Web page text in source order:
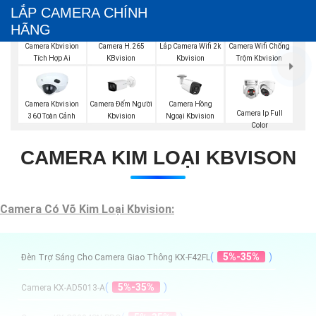
LẮP CAMERA CHÍNH
HÃNG
Camera Kbvision
Tích Hợp Ai
Camera H.265
KBvision
Lắp Camera Wifi 2k
Kbvision
Camera Wifi Chống
Trộm Kbvision
Camera Kbvision
360 Toàn Cảnh
Camera Đếm Người
Kbvision
Camera Hồng
Ngoại Kbvision
Camera Ip Full
Color
CAMERA KIM LOẠI KBVISON
Camera Có Võ Kim Loại Kbvision:
Đèn Trợ Sáng Cho Camera Giao Thông KX-F42FL ( 5%-35% )
Camera KX-AD5013-A( 5%-35% )